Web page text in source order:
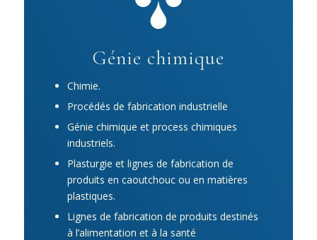
Génie chimique
Chimie.
Procédés de fabrication industrielle
Génie chimique et process chimiques
industriels.
Plasturgie et lignes de fabrication de
produits en caoutchouc ou en matières
plastiques.
Lignes de fabrication de produits destinés
à l’alimentation et à la santé